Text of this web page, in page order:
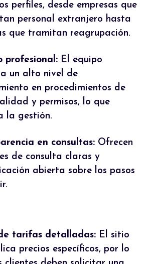
perfiles, desde empresas que
personal extranjero hasta
que tramitan reagrupación.
profesional: El equipo
un alto nivel de
en procedimientos de
y permisos, lo que
la gestión.
en consultas: Ofrecen
de consulta claras y
abierta sobre los pasos
tarifas detalladas: El sitio
precios específicos, por lo